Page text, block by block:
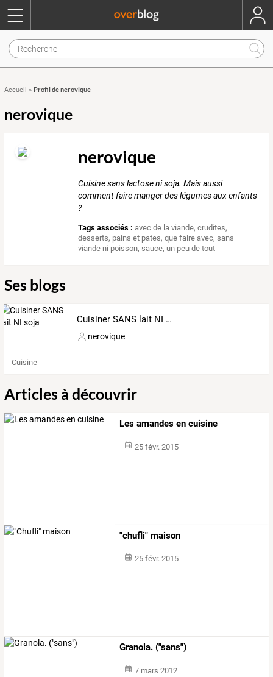
Accueil » Profil de nerovique
nerovique
nerovique
Cuisine sans lactose ni soja. Mais aussi
comment faire manger des légumes aux enfants
?
Tags associés : avec de la viande,crudites,
desserts, pains et pates,que faire avec,sans
viande ni poisson,sauce, un peu de tout
Ses blogs
Cuisiner SANS lait NI soja
nerovique
Cuisine
Articles à découvrir
Les amandes en cuisine
25 févr. 2015
"chufli" maison
25 févr. 2015
Granola. ("sans")
7 mars 2012